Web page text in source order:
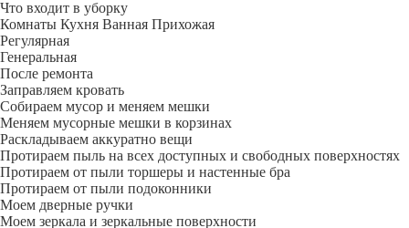
Что входит в уборку
Регу­лярная
Гене­ральная
После ремонта
Заправляем кровать
Собираем мусор и меняем мешки
Меняем мусорные мешки в корзинах
Раскладываем аккуратно вещи
Протираем пыль на всех доступных и свободных поверхностях
Протираем от пыли торшеры и настенные бра
Протираем от пыли подоконники
Моем дверные ручки
Моем зеркала и зеркальные поверхности